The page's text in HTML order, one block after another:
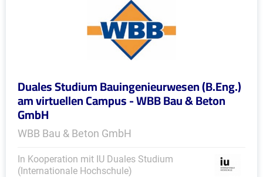
Duales Studium Bauingenieurwesen (B.Eng.)
am virtuellen Campus - WBB Bau & Beton
GmbH
WBB Bau & Beton GmbH
In Kooperation mit IU Duales Studium
(Internationale Hochschule)